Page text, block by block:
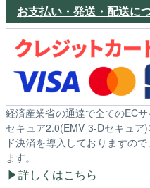
お支払い・発送・配送に
経済産業省の通達で全てのEC
セキュア2.0(EMV 3-Dセキュ
ド決済を導入しておりますの
ます。
詳しくはこちら